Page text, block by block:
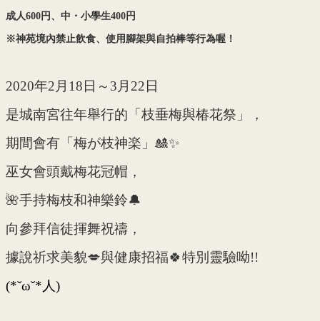
成人600 円、中・小學生400 円
※神苑境內禁止飲食、使用腳架與自拍棒等行為喔！
2020年2月18日～3月22日
是城南宮往年舉行的「枝垂梅與椿花祭」，
期間會有「梅が枝神楽」🎎✨
巫女會頭戴梅花冠帽，
🌺手持梅枝和神樂鈴🔔
向參拜信徒揮舞祝禱，
據說祈求美貌💋與健康招福🍀特別靈驗呦!!
(*ˇωˇ*人)